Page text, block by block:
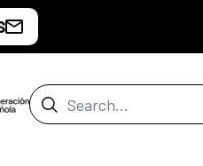
Search Bar